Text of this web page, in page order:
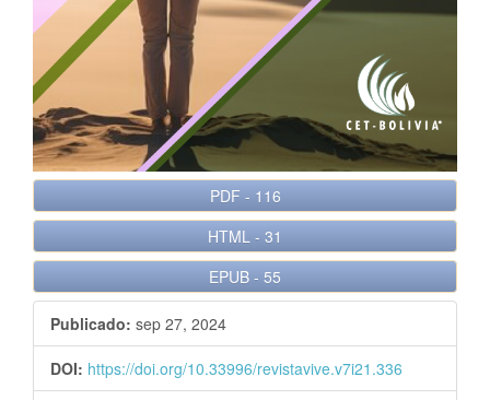
e
l
PDF - 116
HTML - 31
EPUB - 55
Publicado: sep 27, 2024
DOI: https://doi.org/10.33996/revistavive.v7i21.336